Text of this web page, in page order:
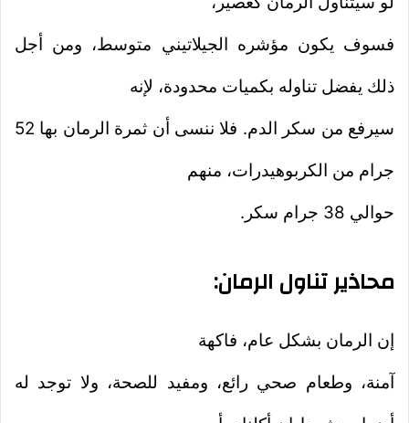
فسوف يكون مؤشره الجيلاتيني متوسط، ومن أجل
ذلك يفضل تناوله بكميات محدودة، لإنه
سيرفع من سكر الدم. فلا ننسى أن ثمرة الرمان بها 52
جرام من الكربوهيدرات، منهم
حوالي 38 جرام سكر.
محاذير تناول الرمان:
إن الرمان بشكل عام، فاكهة
آمنة، وطعام صحي رائع، ومفيد للصحة، ولا توجد له